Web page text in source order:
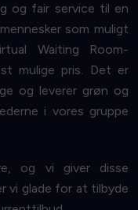
og fair service til en
som muligt
Waiting Room-
mulige pris. Det er
og leverer grøn og
i vores gruppe
og vi giver disse
vi glade for at tilbyde